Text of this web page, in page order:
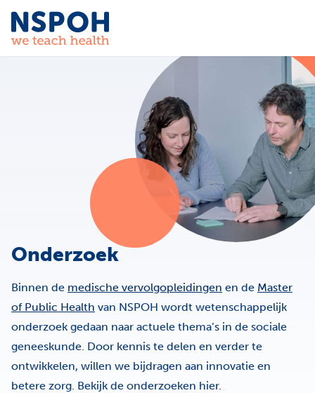
Ga naar de inhoud
Onderzoek
Binnen de medische vervolgopleidingen en de Master
of Public Health van NSPOH wordt wetenschappelijk
onderzoek gedaan naar actuele thema’s in de sociale
geneeskunde. Door kennis te delen en verder te
ontwikkelen, willen we bijdragen aan innovatie en
betere zorg. Bekijk de onderzoeken hier.